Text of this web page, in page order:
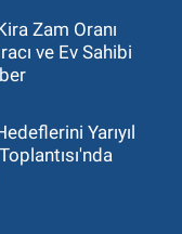
Zam Oranı
ve Ev Sahibi
Yarıyıl